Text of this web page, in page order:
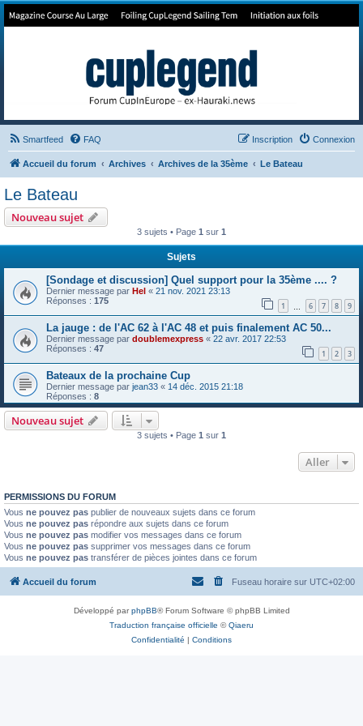
Forum de Cup In Europe
Smartfeed FAQ Connexion
Inscription
Accueil du forum Archives Archives de la 35ème Le Bateau
Le Bateau
Nouveau sujet
3 sujets • Page 1 sur 1
Sujets
[Sondage et discussion] Quel support pour la 35ème .... ?
Dernier message par Hel « 21 nov. 2021 23:13
Réponses : 175 1 6 7 8 9
La jauge : de l'AC 62 à l'AC 48 et puis finalement AC 50...
Dernier message par doublemexpress « 22 avr. 2017 22:53
Réponses : 47 1 2 3
Bateaux de la prochaine Cup
Dernier message par jean33 « 14 déc. 2015 21:18
Réponses : 8
Nouveau sujet
3 sujets • Page 1 sur 1
Aller
PERMISSIONS DU FORUM
Vous ne pouvez pas publier de nouveaux sujets dans ce forum
Vous ne pouvez pas répondre aux sujets dans ce forum
Vous ne pouvez pas modifier vos messages dans ce forum
Vous ne pouvez pas supprimer vos messages dans ce forum
Vous ne pouvez pas transférer de pièces jointes dans ce forum
Accueil du forum Fuseau horaire sur UTC+02:00
Développé parphpBB® Forum Software © phpBB Limited
Traduction française officielle ©Qiaeru
Confidentialité | Conditions